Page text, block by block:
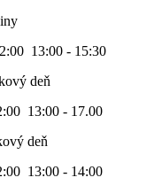
13:00 - 15:30
deň
13:00 - 17.00
deň
13:00 - 14:00